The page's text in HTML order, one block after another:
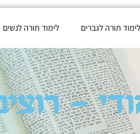
לימוד תורה לגברים לימוד תורה לנשים
–